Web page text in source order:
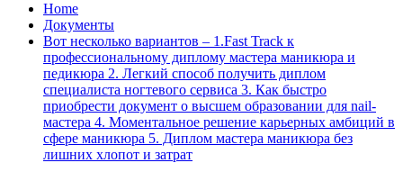
Home
Документы
Вот несколько вариантов – 1.Fast Track к
профессиональному диплому мастера маникюра и
педикюра 2. Легкий способ получить диплом
специалиста ногтевого сервиса 3. Как быстро
приобрести документ о высшем образовании для nail-
мастера 4. Моментальное решение карьерных амбиций в
сфере маникюра 5. Диплом мастера маникюра без
лишних хлопот и затрат